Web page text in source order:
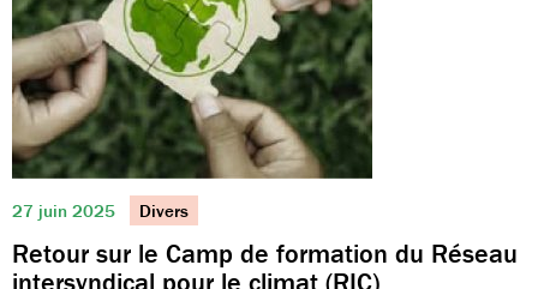
27 juin 2025 Divers
Retour sur le Camp de formation du Réseau
intersyndical pour le climat (RIC)